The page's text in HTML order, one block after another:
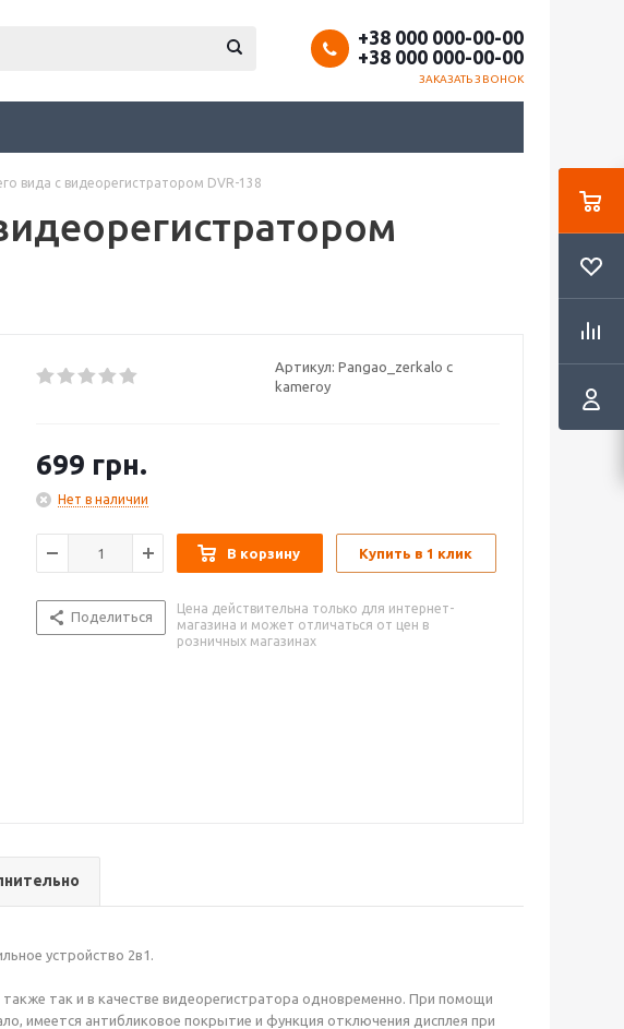
+38 000 000-00-00
+38 000 000-00-00
ЗАКАЗАТЬ ЗВОНОК
вида с видеорегистратором DVR-138
Артикул: Pangao_zerkalo c
kameroy
699 грн.
Нет в наличии
В корзину Купить в 1 клик
Поделиться
Цена действительна только для интернет-
магазина и может отличаться от цен в
розничных магазинах
устройство 2в1.
так и в качестве видеорегистратора одновременно. При помощи
имеется антибликовое покрытие и функция отключения дисплея при